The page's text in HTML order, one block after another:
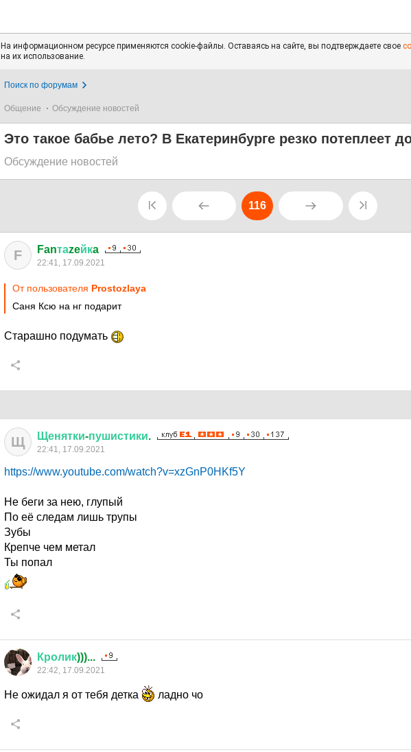
На информационном ресурсе применяются cookie-файлы. Оставаясь на сайте, вы подтверждаете свое
на их использование.
Поиск по форумам
Общение Обсуждение новостей
Это такое бабье лето? В Екатеринбурге резко потеплеет
Обсуждение новостей
116
F Fanтаzeйкa
22:41, 17.09.2021
От пользователя Prostozlaya
Саня Ксю на нг подарит
Старашно подумать
Щ Щенятки-пушистики.
22:41, 17.09.2021
https://www.youtube.com/watch?v=xzGnP0HKf5Y
Не беги за нею, глупый
По её следам лишь трупы
Зубы
Крепче чем метал
Ты попал
Кролик)))...
22:42, 17.09.2021
Не ожидал я от тебя детка ладно чо